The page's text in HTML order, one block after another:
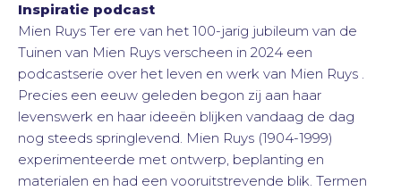
Inspiratie podcast
Mien Ruys Ter ere van het 100-jarig jubileum van de
Tuinen van Mien Ruys verscheen in 2024 een
podcastserie over het leven en werk van Mien Ruys .
Precies een eeuw geleden begon zij aan haar
levenswerk en haar ideeën blijken vandaag de dag
nog steeds springlevend. Mien Ruys (1904-1999)
experimenteerde met ontwerp, beplanting en
materialen en had een vooruitstrevende blik. Termen